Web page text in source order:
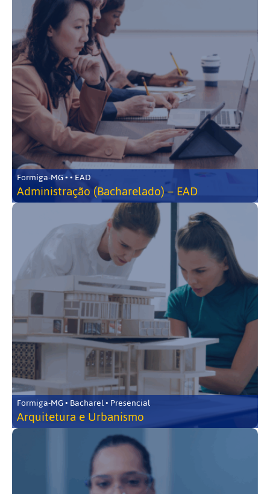
Formiga-MG • • EAD
Administração (Bacharelado) – EAD
Formiga-MG • Bacharel • Presencial
Arquitetura e Urbanismo